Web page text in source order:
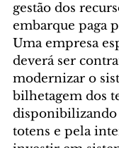
gestão dos
embarque paga
Uma empresa
deverá ser
modernizar o
bilhetagem dos
disponibilizando
totens e pela